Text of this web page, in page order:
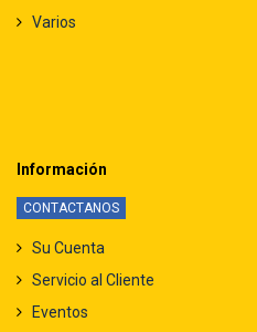
Varios
Información
CONTACTANOS
Su Cuenta
Servicio al Cliente
Eventos